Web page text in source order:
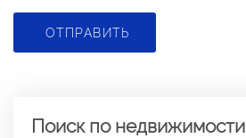
ОТПРАВИТЬ
Поиск по недвижимости